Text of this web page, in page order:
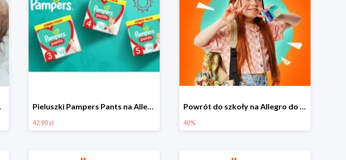
Zestawy Emolium dla dzieci i mam na Allegro od 35,99 zł Pieluszki Pampers Pants na Allegro od 42,90 zł
42.90 zł
Powrót do szkoły na Allegro do -40%
40%